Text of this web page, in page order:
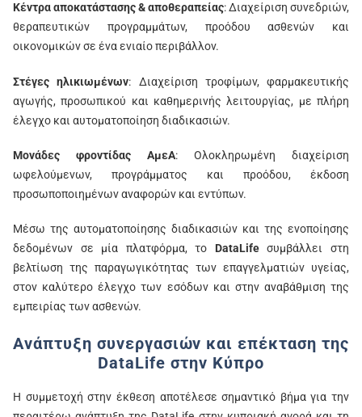
Kέντρα αποκατάστασης & αποθεραπείας: Διαχείριση συνεδριών,
θεραπευτικών προγραμμάτων, προόδου ασθενών και
οικονομικών σε ένα ενιαίο περιβάλλον.
Στέγες ηλικιωμένων: Διαχείριση τροφίμων, φαρμακευτικής
αγωγής, προσωπικού και καθημερινής λειτουργίας, με πλήρη
έλεγχο και αυτοματοποίηση διαδικασιών.
Μονάδες φροντίδας ΑμεΑ: Ολοκληρωμένη διαχείριση
ωφελούμενων, προγράμματος και προόδου, έκδοση
προσωποποιημένων αναφορών και εντύπων.
Μέσω της αυτοματοποίησης διαδικασιών και της ενοποίησης
δεδομένων σε μία πλατφόρμα, το DataLifeσυμβάλλει στη
βελτίωση της παραγωγικότητας των επαγγελματιών υγείας,
στον καλύτερο έλεγχο των εσόδων και στην αναβάθμιση της
εμπειρίας των ασθενών.
Ανάπτυξη συνεργασιών και επέκταση της
DataLife στην Κύπρο
Η συμμετοχή στην έκθεση αποτέλεσε σημαντικό βήμα για την